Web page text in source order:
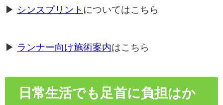
▶ シンスプリント についてはこちら
▶ ランナー向け施術案内はこちら
日常生活でも足首に負担はか